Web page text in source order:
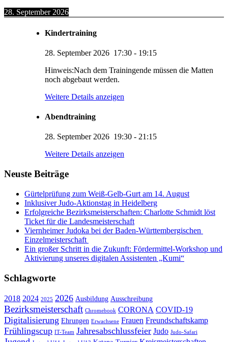
28. September 2026
Kindertraining
28. September 2026 17:30 - 19:15
Hinweis:Nach dem Trainingende müssen die Matten
noch abgebaut werden.
Weitere Details anzeigen
Abendtraining
28. September 2026 19:30 - 21:15
Weitere Details anzeigen
Neuste Beiträge
Gürtelprüfung zum Weiß-Gelb-Gurt am 14. August
Inklusiver Judo-Aktionstag in Heidelberg
Erfolgreiche Bezirksmeisterschaften: Charlotte Schmidt löst
Ticket für die Landesmeisterschaft
Viernheimer Judoka bei der Baden-Württembergischen
Einzelmeisterschaft
Ein großer Schritt in die Zukunft: Fördermittel-Workshop und
Aktivierung unseres digitalen Assistenten „Kumi“
Schlagworte
2018 2024 2025 2026 Ausbildung Ausschreibung
Bezirksmeisterschaft Chromebook CORONA COVID-19
Digitalisierung Ehrungen Erwachsene Frauen Freundschaftskamp
Frühlingscup IT-Team Jahresabschlussfeier Judo Judo-Safari
KUMI – Dein KI-Assistent
1. Viernheimer Judo-Club e.V.